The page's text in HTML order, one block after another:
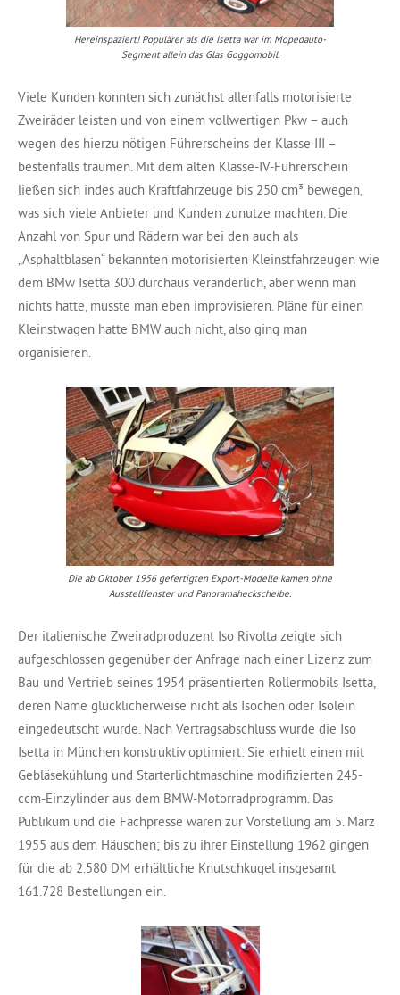
Hereinspaziert! Populärer als die Isetta war im Mopedauto-
Segment allein das Glas Goggomobil.
Viele Kunden konnten sich zunächst allenfalls motorisierte
Zweiräder leisten und von einem vollwertigen Pkw – auch
wegen des hierzu nötigen Führerscheins der Klasse III –
bestenfalls träumen. Mit dem alten Klasse-IV-Führerschein
ließen sich indes auch Kraftfahrzeuge bis 250 cm³ bewegen,
was sich viele Anbieter und Kunden zunutze machten. Die
Anzahl von Spur und Rädern war bei den auch als
„Asphaltblasen“ bekannten motorisierten Kleinstfahrzeugen wie
dem BMw Isetta 300 durchaus veränderlich, aber wenn man
nichts hatte, musste man eben improvisieren. Pläne für einen
Kleinstwagen hatte BMW auch nicht, also ging man
organisieren.
Die ab Oktober 1956 gefertigten Export-Modelle kamen ohne
Ausstellfenster und Panoramaheckscheibe.
Der italienische Zweiradproduzent Iso Rivolta zeigte sich
aufgeschlossen gegenüber der Anfrage nach einer Lizenz zum
Bau und Vertrieb seines 1954 präsentierten Rollermobils Isetta,
deren Name glücklicherweise nicht als Isochen oder Isolein
eingedeutscht wurde. Nach Vertragsabschluss wurde die Iso
Isetta in München konstruktiv optimiert: Sie erhielt einen mit
Gebläsekühlung und Starterlichtmaschine modifizierten 245-
ccm-Einzylinder aus dem BMW-Motorradprogramm. Das
Publikum und die Fachpresse waren zur Vorstellung am 5. März
1955 aus dem Häuschen; bis zu ihrer Einstellung 1962 gingen
für die ab 2.580 DM erhältliche Knutschkugel insgesamt
161.728 Bestellungen ein.